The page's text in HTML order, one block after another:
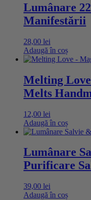
Lumânare
Manifestării
28,00 lei
Adaugă în coș
Melting
Melts
12,00 lei
Adaugă în coș
Lumânare
Purificare
39,00 lei
Adaugă în coș